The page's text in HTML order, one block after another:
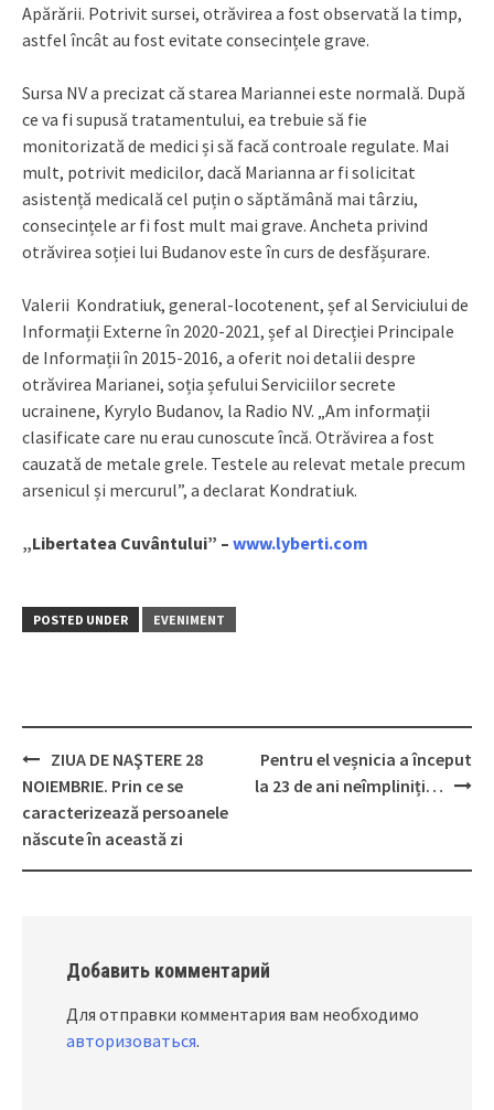
Apărării. Potrivit sursei, otrăvirea a fost observată la timp,
astfel încât au fost evitate consecințele grave.
Sursa NV a precizat că starea Mariannei este normală. După
ce va fi supusă tratamentului, ea trebuie să fie
monitorizată de medici și să facă controale regulate. Mai
mult, potrivit medicilor, dacă Marianna ar fi solicitat
asistență medicală cel puțin o săptămână mai târziu,
consecințele ar fi fost mult mai grave. Ancheta privind
otrăvirea soției lui Budanov este în curs de desfășurare.
Valerii Kondratiuk, general-locotenent, șef al Serviciului de
Informații Externe în 2020-2021, șef al Direcției Principale
de Informații în 2015-2016, a oferit noi detalii despre
otrăvirea Marianei, soția șefului Serviciilor secrete
ucrainene, Kyrylo Budanov, la Radio NV. „Am informații
clasificate care nu erau cunoscute încă. Otrăvirea a fost
cauzată de metale grele. Testele au relevat metale precum
arsenicul și mercurul”, a declarat Kondratiuk.
„Libertatea Cuvântului” – www.lyberti.com
POSTED UNDER EVENIMENT
Post
navigation
ZIUA DE NAŞTERE 28
NOIEMBRIE. Prin ce se
caracterizează persoanele
născute în această zi
Pentru el veșnicia a început
la 23 de ani neîmpliniți…
Добавить комментарий
Для отправки комментария вам необходимо
авторизоваться.